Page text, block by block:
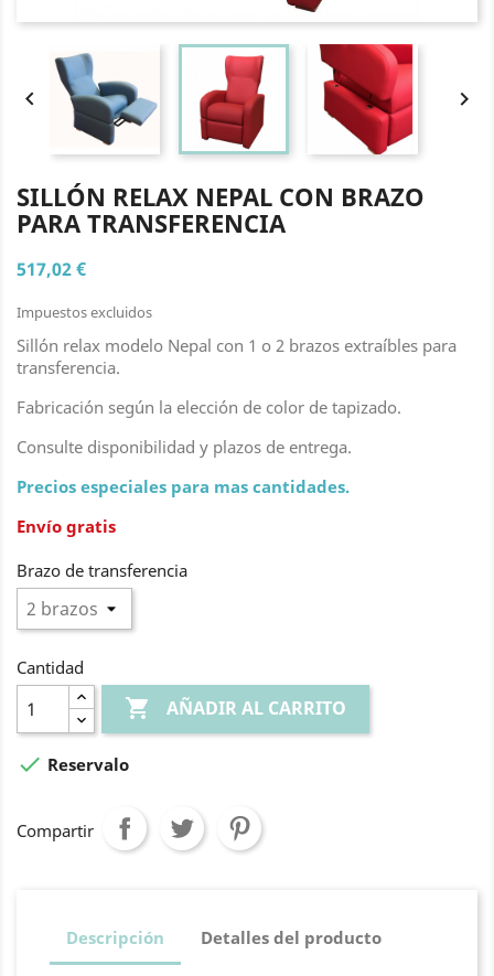
 
SILLÓN RELAX NEPAL CON BRAZO
PARA TRANSFERENCIA
517,02 €
Impuestos excluidos
Sillón relax modelo Nepal con 1 o 2 brazos extraíbles para
transferencia.
Fabricación según la elección de color de tapizado.
Consulte disponibilidad y plazos de entrega.
Precios especiales para mas cantidades.
Envío gratis
Brazo de transferencia
Cantidad
 AÑADIR AL CARRITO
 Reservalo
Compartir
Descripción Detalles del producto